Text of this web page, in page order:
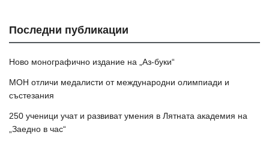
Последни публикации
Ново монографично издание на „Аз-буки“
МОН отличи медалисти от международни олимпиади и
състезания
250 ученици учат и развиват умения в Лятната академия на
„Заедно в час“